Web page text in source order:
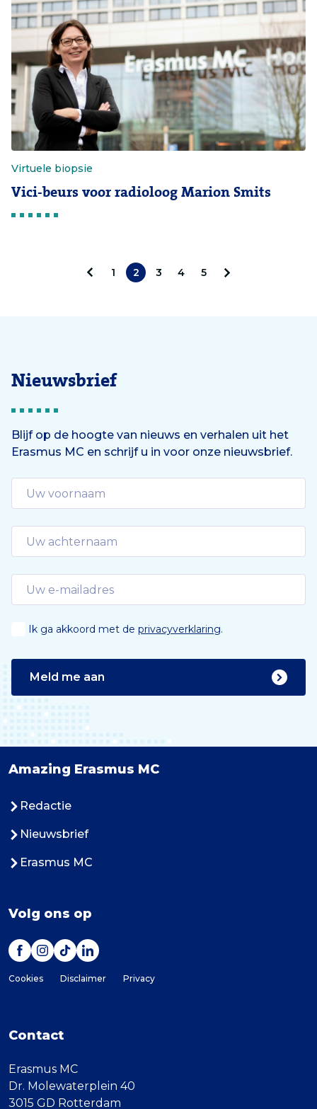
Virtuele biopsie
Vici-beurs voor radioloog Marion Smits
1 2 3 4
5
n
d
Nieuwsbrief
Blijf op de hoogte van nieuws en verhalen uit het
Erasmus MC en schrijf u in voor onze nieuwsbrief.
Ik ga akkoord met de privacyverklaring.
Meld me aan
Amazing Erasmus MC
Redactie
Nieuwsbrief
Erasmus MC
Volg ons op
Cookies Disclaimer Privacy
Contact
Erasmus MC
Dr. Molewaterplein 40
3015 GD Rotterdam